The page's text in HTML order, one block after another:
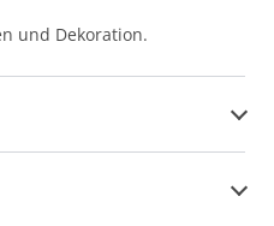
und Dekoration.